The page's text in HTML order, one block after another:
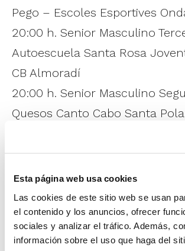
Esta página web usa cookies
Las cookies de este sitio web se usan
el contenido y los anuncios, ofrecer
sociales y analizar el tráfico. Además,
información sobre el uso que haga del
Pego – Escoles Esportives
20:00 h. Senior Masculino
Autoescuela Santa Rosa
CB Almoradí
20:00 h. Senior Masculino
Quesos Canto Cabo Santa
Pabellón Municipal de
Sábado 13 de junio
10:00 h. Benjamín Mixto